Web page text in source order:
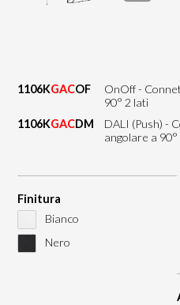
1106KGACOF
OnOff -
90° 2 lati
1106KGACDM
DALI (Push) -
angolare a
Finitura
Bianco
Nero